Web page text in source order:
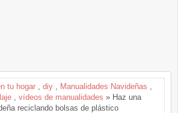
tu hogar diy Manualidades Navideñas
vídeos de manualidades » Haz una
reciclando bolsas de plástico